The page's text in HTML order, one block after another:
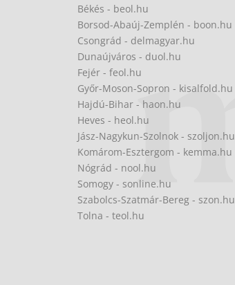
Békés - beol.hu
Borsod-Abaúj-Zemplén - boon.hu
Csongrád - delmagyar.hu
Dunaújváros - duol.hu
Fejér - feol.hu
Győr-Moson-Sopron - kisalfold.hu
Hajdú-Bihar - haon.hu
Heves - heol.hu
Jász-Nagykun-Szolnok - szoljon.hu
Komárom-Esztergom - kemma.hu
Nógrád - nool.hu
Somogy - sonline.hu
Szabolcs-Szatmár-Bereg - szon.hu
Tolna - teol.hu